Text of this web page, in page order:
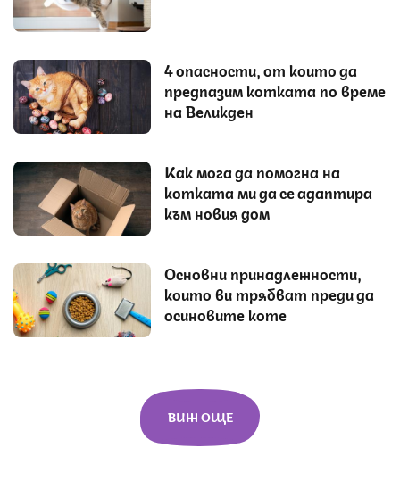
4 опасности, от които да
предпазим котката по време
на Великден
Как мога да помогна на
котката ми да се адаптира
към новия дом
Основни принадлежности,
които ви трябват преди да
осиновите коте
ВИЖ ОЩЕ